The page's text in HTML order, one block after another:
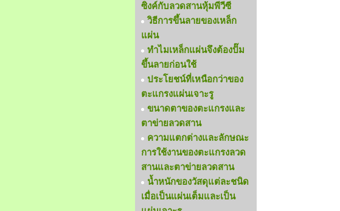
ซิงค์กับลวดสานหุ้มพีวีซี
วิธีการขึ้นลายของเหล็ก
แผ่น
ทำไมเหล็กแผ่นจึงต้องปั๊ม
ขึ้นลายก่อนใช้
ประโยชน์ที่เหนือกว่าของ
ตะแกรงแผ่นเจาะรู
ขนาดตาของตะแกรงและ
ตาข่ายลวดสาน
ความแตกต่างและลักษณะ
การใช้งานของตะแกรงลวด
สานและตาข่ายลวดสาน
น้ำหนักของวัสดุแต่ละชนิด
เมื่อเป็นแผ่นเต็มและเป็น